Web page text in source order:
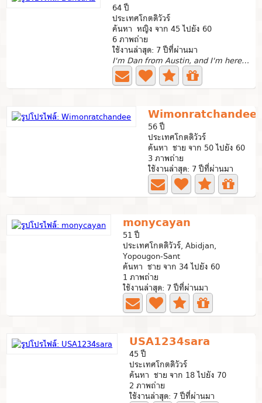
64 ปี
ประเทศโกตดิวัวร์
ค้นหา หญิง จาก 45 ไปยัง 60
6 ภาพถ่าย
ใช้งานล่าสุด: 7 ปีที่ผ่านมา
I'm Dan from Austin, and I'm here to meet honest and...
Wimonratchandee
56 ปี
ประเทศโกตดิวัวร์
ค้นหา ชาย จาก 50 ไปยัง 60
3 ภาพถ่าย
ใช้งานล่าสุด: 7 ปีที่ผ่านมา
monycayan
51 ปี
ประเทศโกตดิวัวร์, Abidjan,
Yopougon-Sant
ค้นหา ชาย จาก 34 ไปยัง 60
1 ภาพถ่าย
ใช้งานล่าสุด: 7 ปีที่ผ่านมา
USA1234sara
45 ปี
ประเทศโกตดิวัวร์
ค้นหา ชาย จาก 18 ไปยัง 70
2 ภาพถ่าย
ใช้งานล่าสุด: 7 ปีที่ผ่านมา